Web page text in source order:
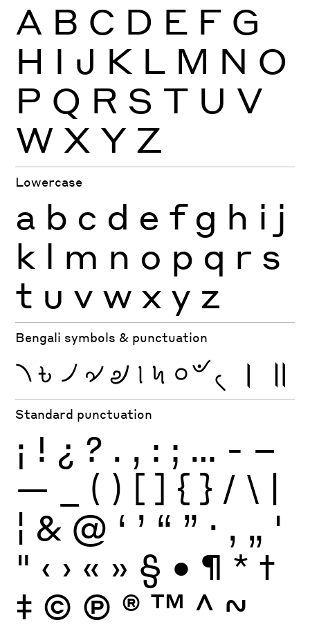
A B C D E F G
H I J K L M N O
P Q R S T U V
W X Y Z
Lowercase
a b c d e f g h i j
k l m n o p q r s
t u v w x y z
Bengali symbols & punctuation
৲ ৳ ৴ ৵ ৶ ৷ ৸ ৹ ৺ ৻ । ॥
Standard punctuation
¡ ! ¿ ? . , : ; … - –
—
( ) [ ] { } / \ |
¦ & @ ‘ ’ “ ” · ‚ „ '
" ‹ › « » § • ¶ * †
‡ © Ⓟ ® ™ ^ ~